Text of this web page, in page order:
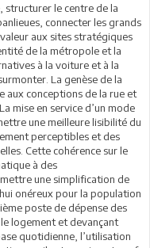
structurer le centre de la
connecter les grands
aux sites stratégiques
de la métropole et la
à la voiture et à la
La genèse de la
aux conceptions de la rue et
mise en service d’un mode
une meilleure lisibilité du
perceptibles et des
Cette cohérence sur le
à des
une simplification de
onéreux pour la population
poste de dépense des
logement et devançant
quotidienne, l’utilisation